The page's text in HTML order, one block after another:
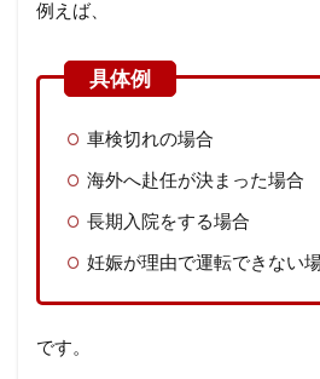
例えば、
車検切れの場合
海外へ赴任が決まった場合
長期入院をする場合
妊娠が理由で運転できない
です。